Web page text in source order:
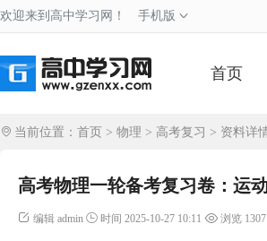
欢迎来到高中学习网！ 手机版
首页
当前位置： 首页 > 物理 > 高考复习 > 资料详
高考物理一轮备考复习卷：运
编辑 admin 时间 2025-10-27 10:11 浏览 1307